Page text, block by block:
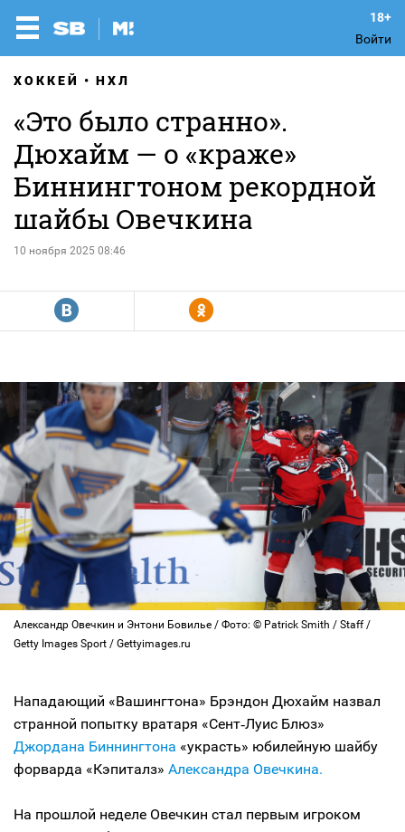
Войти
ХОККЕЙ НХЛ
«Это было странно».
Дюхайм — о «краже»
Биннингтоном рекордной
шайбы Овечкина
10 ноября 2025 08:46
R Y
Александр Овечкин и Энтони Бовилье / Фото: © Patrick Smith / Staff /
Getty Images Sport / Gettyimages.ru
Нападающий «Вашингтона» Брэндон Дюхайм назвал
странной попытку вратаря «Сент‑Луис Блюз»
Джордана Биннингтона «украсть» юбилейную шайбу
форварда «Кэпиталз» Александра Овечкина.
На прошлой неделе Овечкин стал первым игроком